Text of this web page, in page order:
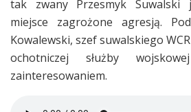
tak zwany Przesmyk Suwalski
miejsce zagrożone agresją.
Kowalewski, szef suwalskiego
ochotniczej służby
zainteresowaniem.